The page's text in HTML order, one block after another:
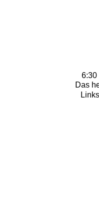
6:30
Das